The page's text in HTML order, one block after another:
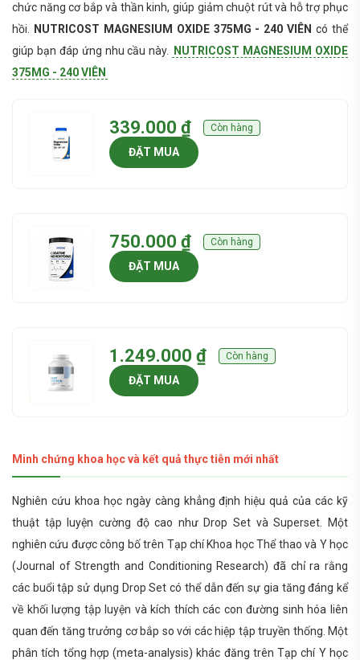
chức năng cơ bắp và thần kinh, giúp giảm chuột rút và hỗ trợ phục
hồi.
NUTRICOST MAGNESIUM OXIDE 375MG - 240 VIÊN có thể
giúp bạn đáp ứng nhu cầu này.
NUTRICOST MAGNESIUM OXIDE
375MG - 240 VIÊN
339.000 ₫ Còn hàng
ĐẶT MUA
750.000 ₫ Còn hàng
ĐẶT MUA
1.249.000 ₫ Còn hàng
ĐẶT MUA
Minh chứng khoa học và kết quả thực tiễn mới nhất
Nghiên cứu khoa học ngày càng khẳng định hiệu quả của các kỹ
thuật tập luyện cường độ cao như Drop Set và Superset. Một
nghiên cứu được công bố trên Tạp chí Khoa học Thể thao và Y học
(Journal of Strength and Conditioning Research) đã chỉ ra rằng
các buổi tập sử dụng Drop Set có thể dẫn đến sự gia tăng đáng kể
về khối lượng tập luyện và kích thích các con đường sinh hóa liên
quan đến tăng trưởng cơ bắp so với các hiệp tập truyền thống. Một
phân tích tổng hợp (meta-analysis) khác đăng trên Tạp chí Y học